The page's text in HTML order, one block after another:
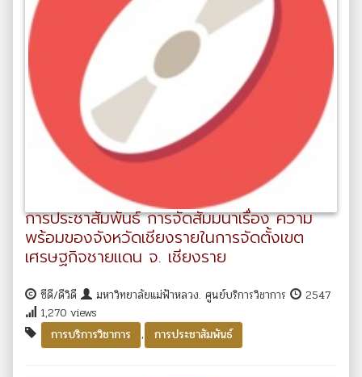
การประชาสัมพันธ์ การจัดสัมมนาเรื่อง ความ
พร้อมของจังหวัดเชียงรายในการจัดตั้งเขต
เศรษฐกิจชายแดน จ. เชียงราย
ซีดี/ดีวิดี มหาวิทยาลัยแม่ฟ้าหลวง. ศูนย์บริการวิชาการ
2547
1,270 views
การบริการวิชาการ
, การประชาสัมพันธ์